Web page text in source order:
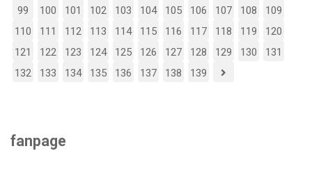
99 100 101 102 103 104 105 106 107 108
109
110
111 112 113 114 115 116 117 118 119
120
121
122 123 124 125 126 127 128 129 130
131
132
133 134 135 136 137 138 139
fanpage